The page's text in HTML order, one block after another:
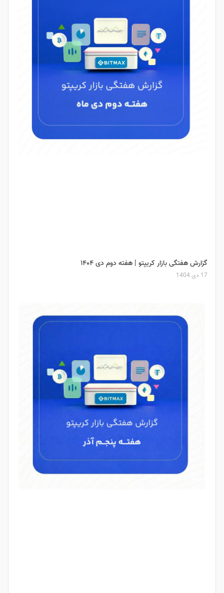
گزارش هفتگی بازار کریپتو | هفته دوم دی ۱۴۰۴
17 دی 1404